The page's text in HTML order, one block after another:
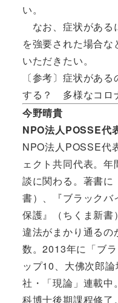
い。
なお、症状がある
を強要された場合
いただきたい。
〔参考〕症状があ
する？ 多様なコロ
今野晴貴
NPO法人POSSE代
NPO法人POSSE代
ェクト共同代表。
談に関わる。著書
書）、『ブラック
保護』（ちくま新
違法がまかり通るの
数。2013年に「ブ
ップ10、大佛次郎
社・「現論」連載
科博士後期課程修